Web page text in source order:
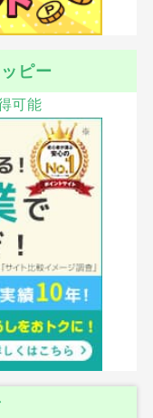
ピー
可能